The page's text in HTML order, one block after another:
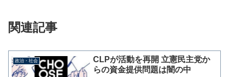
関連記事
政治・社会
CLPが活動を再開 立憲民主党か
らの資金提供問題は闇の中